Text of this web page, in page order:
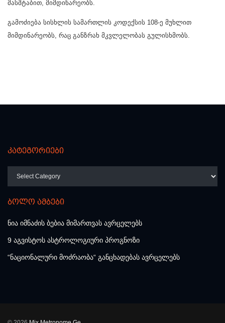
მასშტაბით, მიმდინარეობს.
გამოძიება სისხლის სამართლის კოდექსის 108-ე მუხლით
მიმდინარეობს, რაც განზრახ მკვლელობას გულისხმობს.
კატეგორიები
ბოლო ამბები
ნია იმნაძის ბებია მიმართვას ავრცელებს
9 აგვისტოს ასტროლოგიური პროგნოზი
“ნაციონალური მოძრაობა“ განცხადებას ავრცელებს